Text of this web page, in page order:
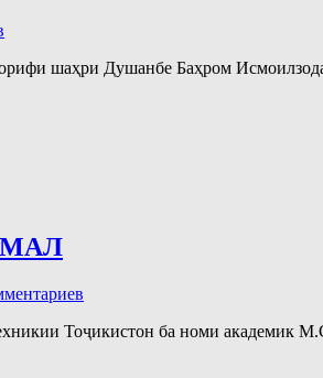
шаҳри Душанбе Баҳром
Тоҷикистон ба номи академик